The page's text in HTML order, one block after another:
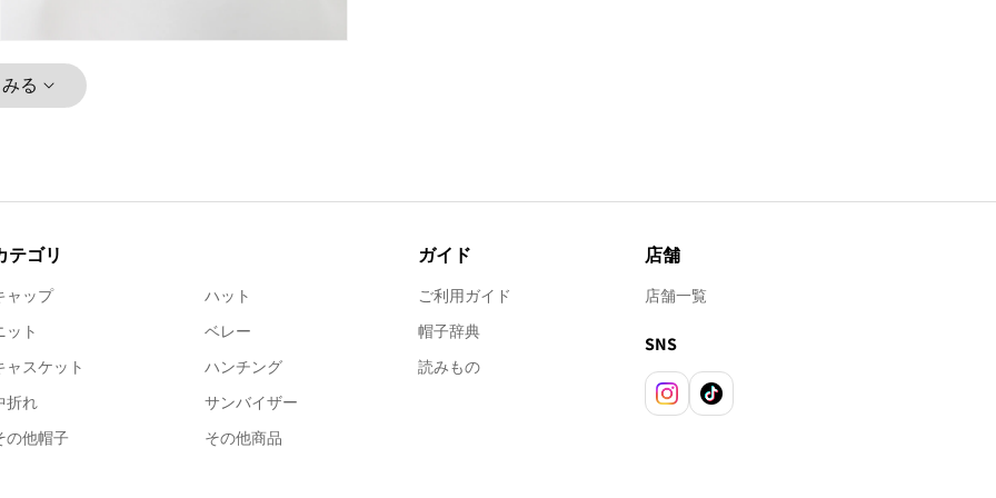
る
テゴリ
ャップ
ハット
ット
ベレー
ャスケット
ハンチング
折れ
サンバイザー
の他帽子
その他商品
ガイド
ご利用ガイド
帽子辞典
読みもの
店舗
店舗一覧
SNS
Instagram
TikTok